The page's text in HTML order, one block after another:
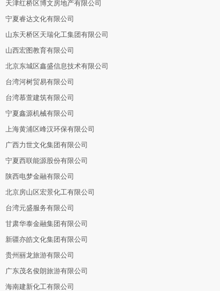
天津红桥区博文房地产有限公司
宁夏睿达文化有限公司
山东天桥区天瑞化工集团有限公司
山西宏图教育有限公司
北京东城区鑫盛信息技术有限公司
台湾河树贸易有限公司
台湾慕萱建筑有限公司
宁夏鑫源机械有限公司
上海黄浦区峰汉环保有限公司
广西力世文化集团有限公司
宁夏西联能源股份有限公司
陕西电梦金融有限公司
北京房山区宏景化工有限公司
台湾元盛服务有限公司
甘肃华泰金融集团有限公司
新疆亦皓文化集团有限公司
贵州丽龙旅游有限公司
广东茂名俊朗旅游有限公司
海南建新化工有限公司